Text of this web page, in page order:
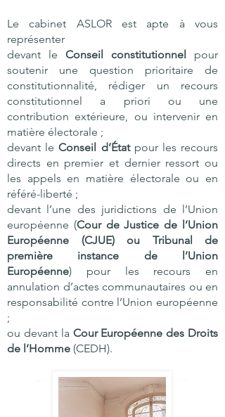
Le cabinet ASLOR est apte à vous
représenter
devant le Conseil constitutionnel pour
soutenir une question prioritaire de
constitutionnalité, rédiger un recours
constitutionnel a priori ou une
contribution extérieure, ou intervenir en
matière électorale ;
devant le Conseil d’Étatpour les recours
directs en premier et dernier ressort ou
les appels en matière électorale ou en
référé-liberté ;
devant l’une des juridictions de l’Union
européenne (Cour de Justice de l’Union
Européenne (CJUE) ou Tribunal de
première instance de l’Union
Européenne) pour les recours en
annulation d’actes communautaires ou en
responsabilité contre l’Union européenne
;
ou devant la Cour Européenne des Droits
de l’Homme (CEDH).